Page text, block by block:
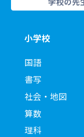
小学校
国語
書写
社会・地図
算数
理科